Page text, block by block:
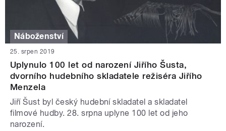
Náboženství
25. srpen 2019
Uplynulo 100 let od narození Jiřího Šusta,
dvorního hudebního skladatele režiséra Jiřího
Menzela
Jiří Šust byl český hudební skladatel a skladatel
filmové hudby. 28. srpna uplyne 100 let od jeho
narození.